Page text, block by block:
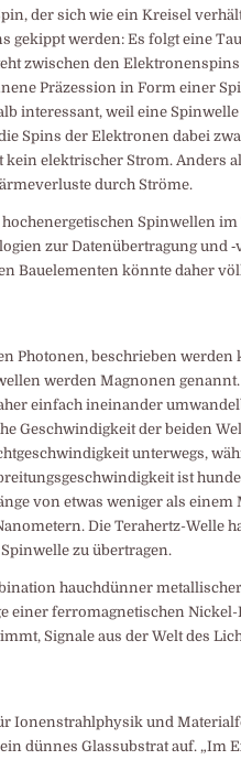
der sich wie ein Kreisel
gekippt werden: Es folgt eine
zwischen den
Präzession in Form einer
interessant, weil eine Spinwelle
Spins der Elektronen dabei
elektrischer Strom. Anders
durch Ströme.
Spinwellen im
zur Datenübertragung und
Bauelementen könnte daher
Photonen, beschrieben werden
werden Magnonen
einfach ineinander
Geschwindigkeit der beiden
unterwegs,
ist
von etwas weniger als
Die Terahertz-Welle
zu übertragen.
hauchdünner
einer ferromagnetischen
Signale aus der Welt des
Ionenstrahlphysik und
dünnes Glassubstrat auf. „Im